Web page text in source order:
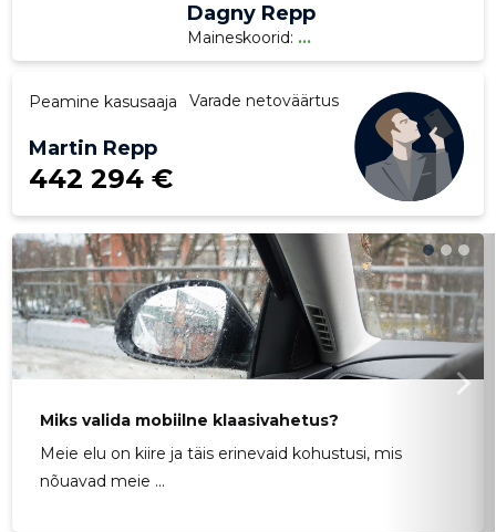
Dagny Repp
Maineskoorid: ...
Peamine kasusaaja
Martin Repp
Varade netoväärtus
442 294 €
Miks valida mobiilne klaasivahetus?
Meie elu on kiire ja täis erinevaid kohustusi, mis
nõuavad meie ...